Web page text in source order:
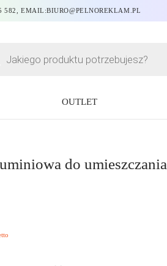
EMAIL:BIURO@PELNOREKLAM.PL
OUTLET
do umieszczania